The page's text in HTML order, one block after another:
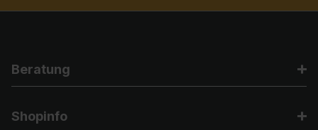
Beratung
Shopinfo